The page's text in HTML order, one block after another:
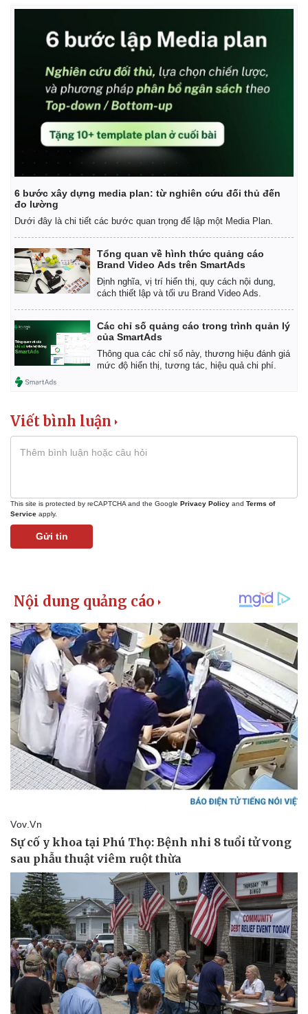
Khởi nghiệp
Chứng khoán
Giá cà phê
6 bước xây dựng media plan: từ nghiên cứu đối thủ đến
đo lường
Dưới đây là chi tiết các bước quan trọng để lập một Media Plan.
Tổng quan về hình thức quảng cáo
Brand Video Ads trên SmartAds
Định nghĩa, vị trí hiển thị, quy cách nội dung,
cách thiết lập và tối ưu Brand Video Ads.
Các chỉ số quảng cáo trong trình quản lý
của SmartAds
Thông qua các chỉ số này, thương hiệu đánh giá
mức độ hiển thị, tương tác, hiệu quả chi phí.
Viết bình luận
This site is protected by reCAPTCHA and the Google Privacy Policy and Terms of
Service apply.
Gửi tin